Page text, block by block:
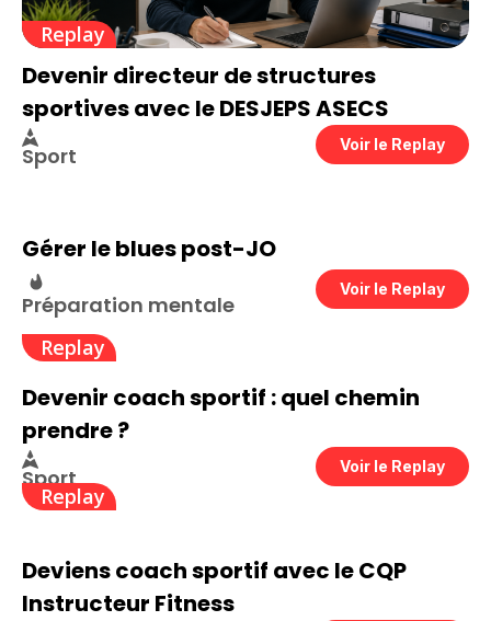
Replay
Devenir directeur de structures
sportives avec le DESJEPS ASECS
Sport Voir le Replay
Replay
Gérer le blues post-JO
Préparation mentale
Voir le Replay
Replay
Devenir coach sportif : quel chemin
prendre ?
Sport Voir le Replay
Deviens coach sportif avec le CQP
Instructeur Fitness